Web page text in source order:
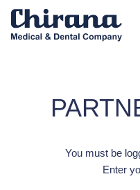
You must be
Enter